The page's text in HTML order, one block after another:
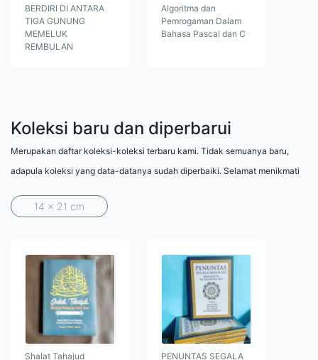
BERDIRI DI ANTARA
TIGA GUNUNG
MEMELUK
REMBULAN
Algoritma dan
Pemrogaman Dalam
Bahasa Pascal dan C
Koleksi baru dan diperbarui
Merupakan daftar koleksi-koleksi terbaru kami. Tidak semuanya baru,
adapula koleksi yang data-datanya sudah diperbaiki. Selamat menikmati
14 x 21 cm
Shalat Tahajud PENUNTAS SEGALA